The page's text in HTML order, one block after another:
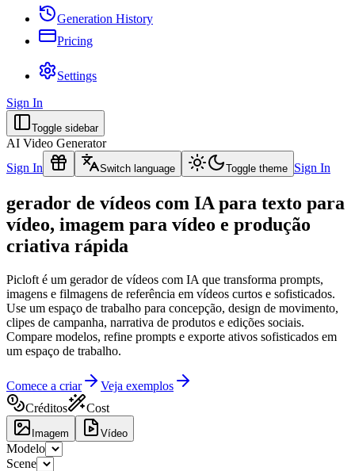
Generation History
Pricing
Settings
Sign In
Toggle sidebar
AI Video Generator
Sign In
Switch language Toggle theme Sign In
gerador de vídeos com IA para texto para
vídeo, imagem para vídeo e produção
criativa rápida
Picloft é um gerador de vídeos com IA que transforma prompts,
imagens e filmagens de referência em vídeos curtos e sofisticados.
Use um espaço de trabalho para concepção, design de movimento,
clipes de campanha, narrativa de produtos e edições sociais.
Compare modelos, refine prompts e exporte ativos sofisticados em
um espaço de trabalho.
Comece a criar
Veja exemplos
Créditos
Cost
Imagem Vídeo
Modelo
Scene